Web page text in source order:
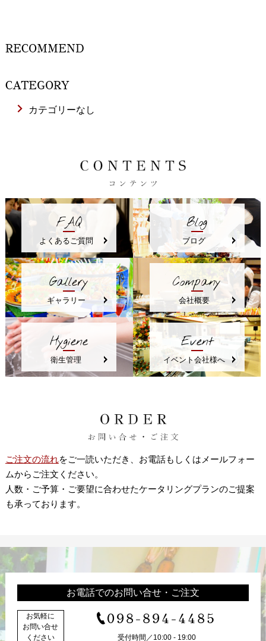
RECOMMEND
CATEGORY
カテゴリーなし
FAQ
よくあるご質問
Blog
ブログ
Gallery
ギャラリー
Company
会社概要
Hygiene
衛生管理
Event
イベント会社様へ
ご注文の流れをご一読いただき、お電話もしくはメールフォー
ムからご注文ください。
人数・ご予算・ご要望に合わせたケータリングプランのご提案
も承っております。
お電話でのお問い合せ・ご注文
お気軽に
お問い合せ
ください
098-894-4485
受付時間／10:00 - 19:00